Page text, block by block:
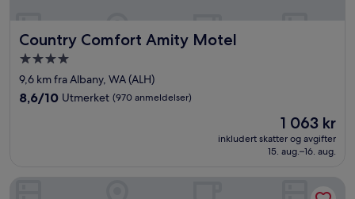
Country Comfort Amity Motel
Country Comfort Amity Motel
Overnattingssted
med
4.0
9,6 km fra Albany, WA (ALH)
8.6
8,6/10 Utmerket (970 anmeldelser)
Prisen
er
1 063 kr
1 063 kr
inkludert skatter og avgifter
15. aug.–16. aug.